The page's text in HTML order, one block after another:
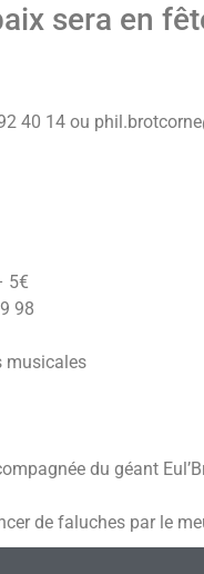
sera en
40 14 ou
5€
98
musicales
du géant
de faluches par le